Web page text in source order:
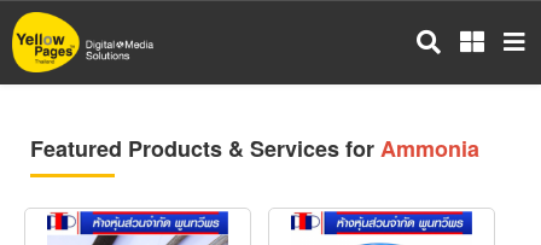
Skip
to
main
Featured Products & Services forAmmonia